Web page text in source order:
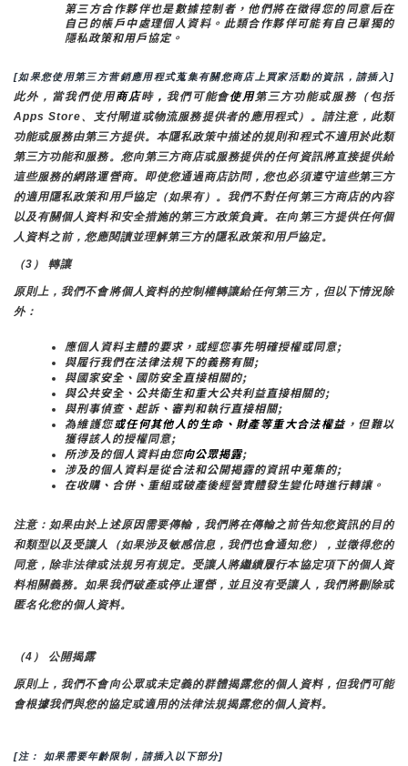
第三方合作夥伴也是數據控制者，他們將在徵得您的同意后在
自己的帳戶中處理個人資料。此類合作夥伴可能有自己單獨的
隱私政策和用戶協定。
[如果您使用第三方营銷應用程式蒐集有關您商店上買家活動的資訊，請插入]
此外，當我們使用商店時， 我們可能會使用第三方功能或服務（包括
Apps Store、支付閘道或物流服務提供者的應用程式）。請注意，此類
功能或服務由第三方提供。本隱私政策中描述的規則和程式不適用於此類
第三方功能和服務。您向第三方商店或服務提供的任何資訊將直接提供給
這些服務的網路運營商。即使您通過商店訪問，您也必須遵守這些第三方
的適用隱私政策和用戶協定（如果有）。我們不對任何第三方商店的內容
以及有關個人資料和安全措施的第三方政策負責。在向第三方提供任何個
人資料之前，您應閱讀並理解第三方的隱私政策和用戶協定。
（3） 轉讓
原則上，我們不會將個人資料的控制權轉讓給任何第三方，但以下情況除
外：
應個人資料主體的要求，或經您事先明確授權或同意;
與履行我們在法律法規下的義務有關;
與國家安全、國防安全直接相關的;
與公共安全、公共衛生和重大公共利益直接相關的;
與刑事偵查、起訴、審判和執行直接相關;
為維護您或任何其他人的生命、財產等重大合法權益，但難以
獲得該人的授權同意;
所涉及的個人資料由您向公眾揭露;
涉及的個人資料是從合法和公開揭露的資訊中蒐集的;
在收購、合併、重組或破產後經營實體發生變化時進行轉讓。
注意：如果由於上述原因需要傳輸，我們將在傳輸之前告知您資訊的目的
和類型以及受讓人（如果涉及敏感信息，我們也會通知您），並徵得您的
同意，除非法律或法規另有規定。受讓人將繼續履行本協定項下的個人資
料相關義務。如果我們破產或停止運營，並且沒有受讓人，我們將刪除或
匿名化您的個人資料。
（4） 公開揭露
原則上，我們不會向公眾或未定義的群體揭露您的個人資料，但我們可能
會根據我們與您的協定或適用的法律法規揭露您的個人資料。
[注： 如果需要年齡限制，請插入以下部分]